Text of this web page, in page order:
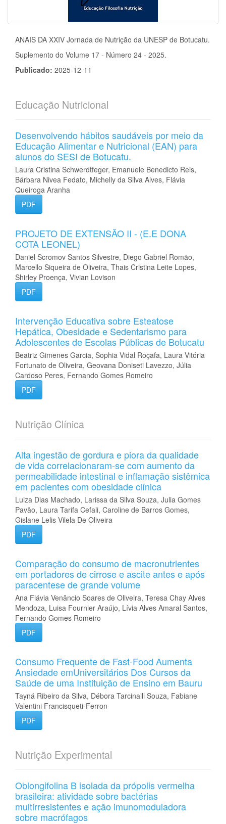
ANAIS DA XXIV Jornada de Nutrição da UNESP de Botucatu.
Suplemento do Volume 17 - Número 24 - 2025.
Publicado: 2025-12-11
Educação Nutricional
Desenvolvendo hábitos saudáveis por meio da
Educação Alimentar e Nutricional (EAN) para
alunos do SESI de Botucatu.
Laura Cristina Schwerdtfeger, Emanuele Benedicto Reis,
Bárbara Nivea Fedato, Michelly da Silva Alves, Flávia
Queiroga Aranha
PDF
PROJETO DE EXTENSÃO II - (E.E DONA
COTA LEONEL)
Daniel Scromov Santos Silvestre, Diego Gabriel Romão,
Marcello Siqueira de Oliveira, Thais Cristina Leite Lopes,
Shirley Proença, Vivian Lovison
PDF
Intervenção Educativa sobre Esteatose
Hepática, Obesidade e Sedentarismo para
Adolescentes de Escolas Públicas de Botucatu
Beatriz Gimenes Garcia, Sophia Vidal Roçafa, Laura Vitória
Fortunato de Oliveira, Geovana Doniseti Lavezzo, Júlia
Cardoso Peres, Fernando Gomes Romeiro
PDF
Nutrição Clínica
Alta ingestão de gordura e piora da qualidade
de vida correlacionaram-se com aumento da
permeabilidade intestinal e inflamação sistêmica
em pacientes com obesidade clínica
Luiza Dias Machado, Larissa da Silva Souza, Julia Gomes
Pavão, Laura Tarifa Cefali, Caroline de Barros Gomes,
Gislane Lelis Vilela De Oliveira
PDF
Comparação do consumo de macronutrientes
em portadores de cirrose e ascite antes e após
paracentese de grande volume
Ana Flávia Venâncio Soares de Oliveira, Teresa Chay Alves
Mendoza, Luisa Fournier Araújo, Lívia Alves Amaral Santos,
Fernando Gomes Romeiro
PDF
Consumo Frequente de Fast-Food Aumenta
Ansiedade emUniversitários Dos Cursos da
Saúde de uma Instituição de Ensino em Bauru
Tayná Ribeiro da Silva, Débora Tarcinalli Souza, Fabiane
Valentini Francisqueti-Ferron
PDF
Nutrição Experimental
Oblongifolina B isolada da própolis vermelha
brasileira: atividade sobre bactérias
multirresistentes e ação imunomoduladora
sobre macrófagos